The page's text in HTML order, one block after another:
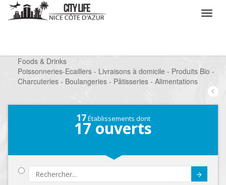
Foods & Drinks
/
Poissonneries-Ecaillers - Livraisons à domicile - Produits Bio -
Charcuteries - Boulangeries - Pâtisseries - Alimentations
17Établissements dont
17 ouverts